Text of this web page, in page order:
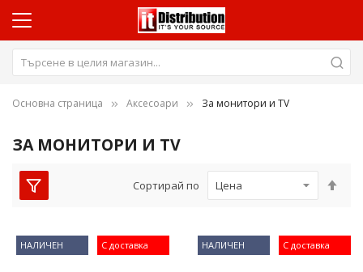
Основна страница Аксесоари За монитори и TV
ЗА МОНИТОРИ И TV
Сортирай по
С доставка
НАЛИЧЕН С доставка
НАЛИЧЕН